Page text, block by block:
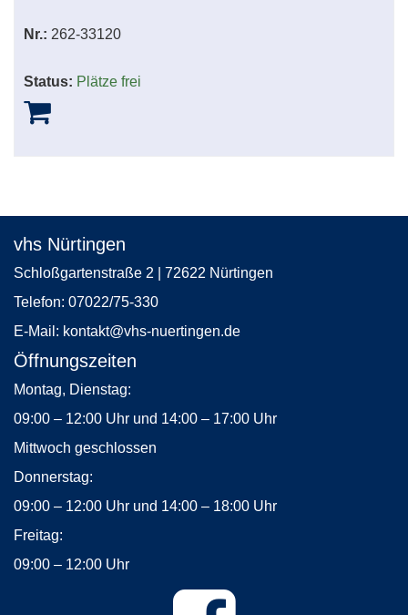
Nr.: 262-33120
Status: Plätze frei
vhs Nürtingen
Schloßgartenstraße 2 | 72622 Nürtingen
Telefon: 07022/75-330
E-Mail: kontakt@vhs-nuertingen.de
Öffnungszeiten
Montag, Dienstag:
09:00 – 12:00 Uhr und 14:00 – 17:00 Uhr
Mittwoch geschlossen
Donnerstag:
09:00 – 12:00 Uhr und 14:00 – 18:00 Uhr
Freitag:
09:00 – 12:00 Uhr